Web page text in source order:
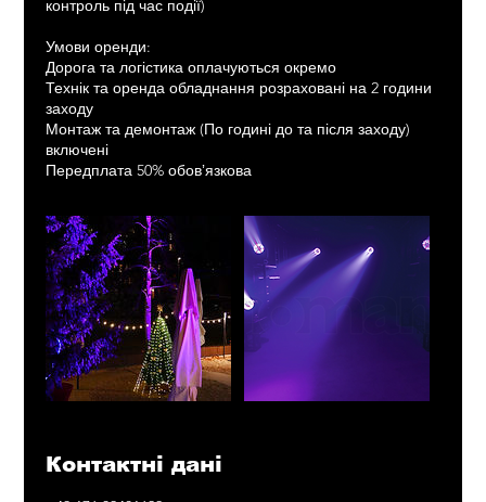
контроль під час події)
Умови оренди:
Дорога та логістика оплачуються окремо
Технік та оренда обладнання розраховані на 2 години
заходу
Монтаж та демонтаж (По годині до та після заходу)
включені
Передплата 50% обовʼязкова
Контактні дані